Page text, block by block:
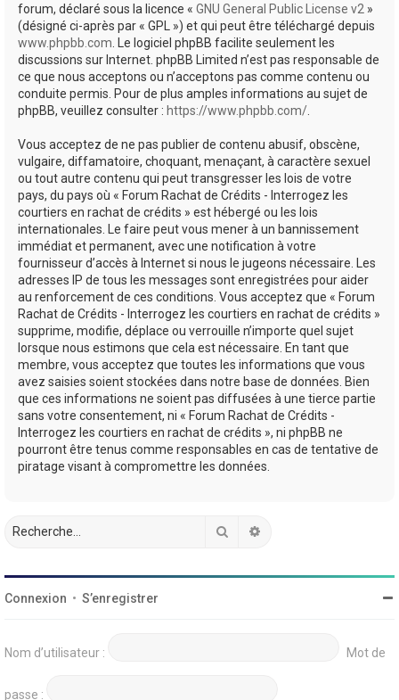
forum, déclaré sous la licence « GNU General Public License v2 »
(désigné ci-après par « GPL ») et qui peut être téléchargé depuis
www.phpbb.com . Le logiciel phpBB facilite seulement les
discussions sur Internet. phpBB Limited n’est pas responsable de
ce que nous acceptons ou n’acceptons pas comme contenu ou
conduite permis. Pour de plus amples informations au sujet de
phpBB, veuillez consulter : https://www.phpbb.com/
Vous acceptez de ne pas publier de contenu abusif, obscène,
vulgaire, diffamatoire, choquant, menaçant, à caractère sexuel
ou tout autre contenu qui peut transgresser les lois de votre
pays, du pays où « Forum Rachat de Crédits - Interrogez les
courtiers en rachat de crédits » est hébergé ou les lois
internationales. Le faire peut vous mener à un bannissement
immédiat et permanent, avec une notification à votre
fournisseur d’accès à Internet si nous le jugeons nécessaire. Les
adresses IP de tous les messages sont enregistrées pour aider
au renforcement de ces conditions. Vous acceptez que « Forum
Rachat de Crédits - Interrogez les courtiers en rachat de crédits »
supprime, modifie, déplace ou verrouille n’importe quel sujet
lorsque nous estimons que cela est nécessaire. En tant que
membre, vous acceptez que toutes les informations que vous
avez saisies soient stockées dans notre base de données. Bien
que ces informations ne soient pas diffusées à une tierce partie
sans votre consentement, ni « Forum Rachat de Crédits -
Interrogez les courtiers en rachat de crédits », ni phpBB ne
pourront être tenus comme responsables en cas de tentative de
piratage visant à compromettre les données.
Rechercher
Connexion • S’enregistrer
Nom d’utilisateur : Mot de
passe :